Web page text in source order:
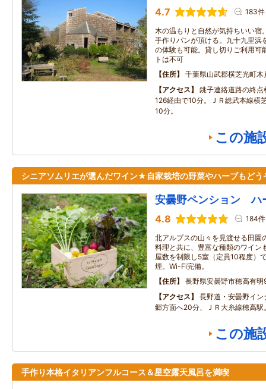
4.7 183件
木の温もりと自然が気持ちいい宿
手作りパンが頂ける。九十九里浜
の体験も可能。貸し切りご利用可
トは不可
住所
千葉県山武郡横芝光町
アクセス
銚子連絡道路の終
126経由で10分。ＪＲ総武本線横
10分。
この施
シニアソムリエが選んだワイン★自家栽培の野菜やハーブもど
安曇野ペンション ハ
4.8 184件
北アルプスの山々を見渡せる田園
料理と共に、豊富な種類のワイン
屋数を制限し5室（定員10程度）
煙。Wi-Fi完備。
住所
長野県安曇野市穂高有明
アクセス
長野道・安曇野イ
郷方面へ20分、ＪＲ大糸線穂高駅
この施
手作り本格イタリアンフルコース＆星空露天風呂を満喫